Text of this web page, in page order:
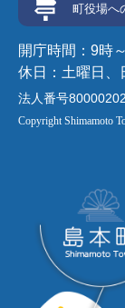
町役場へ
開庁時間：9時
休日：土曜日、
法人番号
Copyright Shimamoto